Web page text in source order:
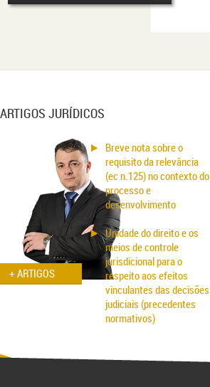
ARTIGOS JURÍDICOS
+ ARTIGOS
Breve nota sobre o
requisito da relevância
(ec n.125) no contexto do
processo e
desenvolvimento
Unidade do direito e os
meios de controle
jurisdicional para o
respeito aos efeitos
vinculantes das decisões
judiciais (precedentes
normativos)
fraude patrimonial: da